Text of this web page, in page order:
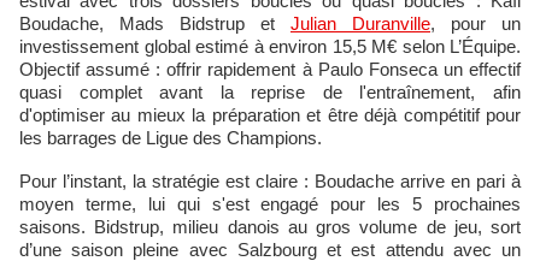
Boudache, Mads Bidstrup et Julian Duranville, pour un
investissement global estimé à environ 15,5 M€ selon L’Équipe.
Objectif assumé : offrir rapidement à Paulo Fonseca un effectif
quasi complet avant la reprise de l'entraînement, afin
d'optimiser au mieux la préparation et être déjà compétitif pour
les barrages de Ligue des Champions.
Pour l’instant, la stratégie est claire : Boudache arrive en pari à
moyen terme, lui qui s'est engagé pour les 5 prochaines
saisons. Bidstrup, milieu danois au gros volume de jeu, sort
d’une saison pleine avec Salzbourg et est attendu avec un